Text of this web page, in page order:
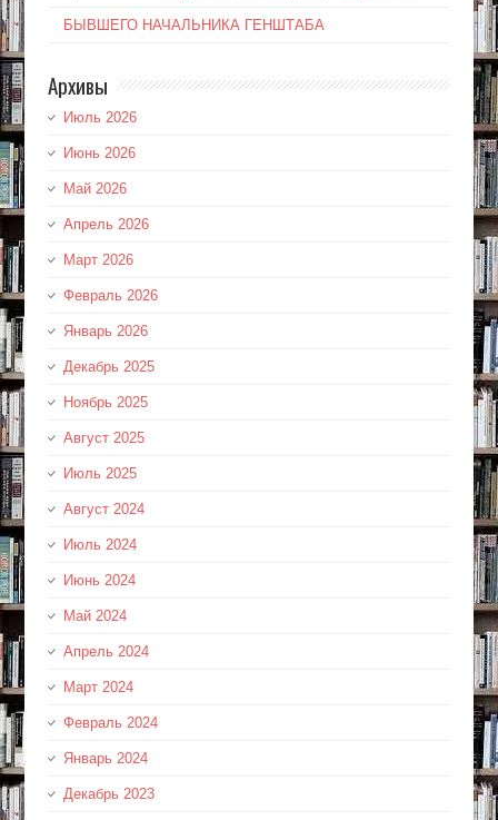
БЫВШЕГО НАЧАЛЬНИКА ГЕНШТАБА
Архивы
Июль 2026
Июнь 2026
Май 2026
Апрель 2026
Март 2026
Февраль 2026
Январь 2026
Декабрь 2025
Ноябрь 2025
Август 2025
Июль 2025
Август 2024
Июль 2024
Июнь 2024
Май 2024
Апрель 2024
Март 2024
Февраль 2024
Январь 2024
Декабрь 2023